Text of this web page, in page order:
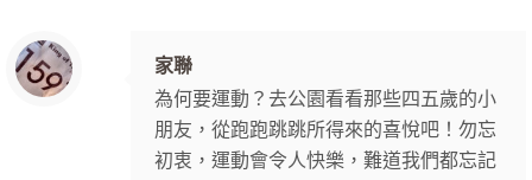
家聯
為何要運動？去公園看看那些四五歲的小
朋友，從跑跑跳跳所得來的喜悅吧！勿忘
初衷，運動會令人快樂，難道我們都忘記